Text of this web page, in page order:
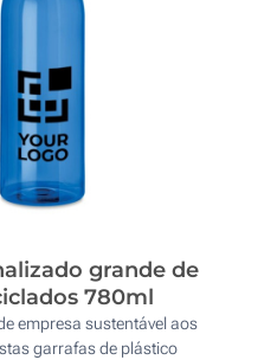
grande de
780ml
empresa sustentável aos
garrafas de plástico